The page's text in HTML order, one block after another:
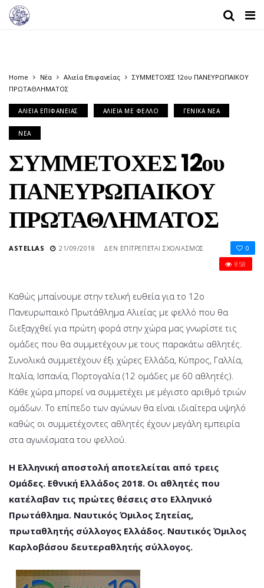
Home Νέα Αλιεία Επιφανείας
ΣΥΜΜΕΤΟΧΕΣ 12ου ΠΑΝΕΥΡΩΠΑΙΚΟΥ
ΠΡΩΤΑΘΛΗΜΑΤΟΣ
ΑΛΙΕΊΑ ΕΠΙΦΑΝΕΊΑΣ ΑΛΙΕΊΑ ΜΕ ΦΕΛΛΌ ΓΕΝΙΚΆ ΝΈΑ
ΝΈΑ
ΣΥΜΜΕΤΟΧΕΣ 12ου
ΠΑΝΕΥΡΩΠΑΙΚΟΥ
ΠΡΩΤΑΘΛΗΜΑΤΟΣ
ASTELLAS 21/09/2018 ΔΕΝ ΕΠΙΤΡΈΠΕΤΑΙ ΣΧΟΛΙΑΣΜΌΣ
ΣΥΜΜΕΤΟΧΕΣ
12ΟΥ
0
858
Καθώς μπαίνουμε στην τελική ευθεία για το 12ο
Πανευρωπαικό Πρωτάθλημα Αλιείας με φελλό που θα
διεξαγχθεί για πρώτη φορά στην χώρα μας γνωρίστε τις
ομάδες που θα συμμετέχουν με τους παρακάτω αθλητές.
Συνολικά συμμετέχουν έξι χώρες Ελλάδα, Κύπρος, Γαλλία,
Ιταλία, Ισπανία, Πορτογαλία (12 ομάδες με 60 αθλητές).
Κάθε χώρα μπορεί να συμμετέχει με μέγιστο αριθμό τριών
ομάδων. Το επίπεδο των αγώνων θα είναι ιδιαίτερα υψηλό
καθώς οι συμμετέχοντες αθλητές έχουν μεγάλη εμπειρία
στα αγωνίσματα του φελλού.
Η Ελληνική αποστολή αποτελείται από τρεις
Ομάδες. Εθνική Ελλάδος 2018. Οι αθλητές που
κατέλαβαν τις πρώτες θέσεις στο Ελληνικό
Πρωτάθλημα. Ναυτικός Όμιλος Σητείας,
πρωταθλητής σύλλογος Ελλάδος. Ναυτικός Όμιλος
Καρλοβάσου δευτεραθλητής σύλλογος.